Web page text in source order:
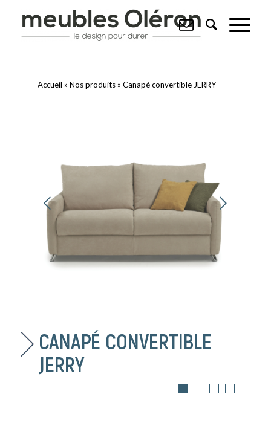
Accueil »Nos produits »Canapé convertible JERRY
Suivant
CANAPÉ CONVERTIBLE
JERRY